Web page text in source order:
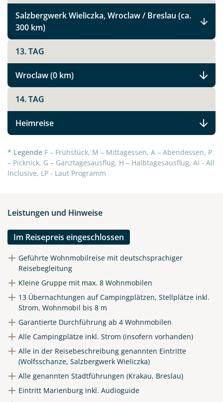
Teile diese Reise
Höhepunkte Polens
Facebook
X
WhatsApp
Telegram
per E-Mail senden
Link kopieren
Salzbergwerk Wieliczka, Wroclaw / Breslau (ca.
300 km)
13. TAG
Wroclaw (0 km)
14. TAG
Heimreise
* Legende F – Frühstück, M – Mittagessen, A – Abendessen, P
– Picknick, G – Ganztagesausflug, H – Halbtagesausflug, AI - All
Inclusive, LP - Laut Programm
Leistungen und Hinweise
Im Reisepreis eingeschlossen
Geführte Wohnmobilreise mit deutschsprachiger
Reisebegleitung
Kleine Gruppe mit max. 8 Wohnmobilen
13 Übernachtungen auf Campingplätzen, Stellplätze inkl.
Strom, Wohnmobil bis 8 m
Garantierte Durchführung ab 4 Wohnmobilen
Alle Campingplätze inkl. Strom (insofern vorhanden)
Alle in der Reisebeschreibung genannten Eintritte
(Wolfsschanze, Salzbergwerk Wieliczka)
Alle genannten Stadtführungen (Krakau, Breslau)
Eintritt Marienburg inkl. Audioguide